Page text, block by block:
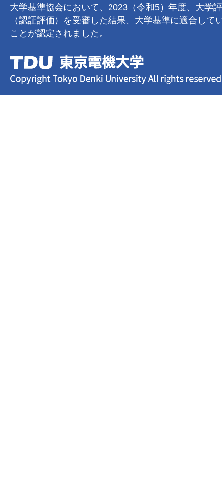
大学基準協会において、2023（令和5）年度、大学
（認証評価）を受審した結果、大学基準に適合して
ことが認定されました。